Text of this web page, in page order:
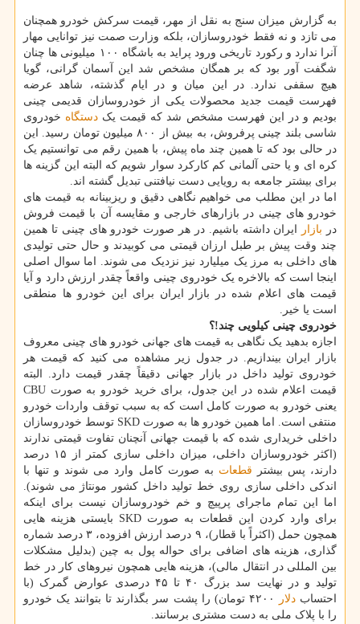
به گزارش میزان سنج به نقل از مهر، قیمت سرکش خودرو همچنان
می تازد و نه فقط خودروسازان، بلکه وزارت صمت نیز توانایی مهار
آنرا ندارد و رکورد تاریخی ورود پراید به باشگاه ۱۰۰ میلیونی ها چنان
شگفت آور بود که بر همگان مشخص شد این آسمان گرانی، گویا
هیچ سقفی ندارد. در این میان و در ایام گذشته، شاهد عرضه
فهرست قیمت جدید محصولات یکی از خودروسازان قدیمی چینی
بودیم و در این فهرست مشخص شد که قیمت یک دستگاه خودروی
شاسی بلند چینی پرفروش، به بیش از ۸۰۰ میلیون تومان رسید. این
در حالی بود که تا همین چند ماه پیش، با همین رقم می توانستیم یک
کره ای و یا حتی آلمانی کم کارکرد سوار شویم که البته این گزینه ها
برای بیشتر جامعه به رویایی دست نیافتنی تبدیل گشته اند.
اما در این مطلب می خواهیم نگاهی دقیق و ریزبینانه به قیمت های
خودرو های چینی در بازارهای خارجی و مقایسه آن با قیمت فروش
در بازار
ایران داشته باشیم. در هر صورت خودرو های چینی تا همین
چند وقت پیش بر طبل ارزان قیمتی می کوبیدند و حال حتی تولیدی
های داخلی به مرز یک میلیارد نیز نزدیک می شوند. اما سوال اصلی
اینجا است که بالاخره یک خودروی چینی واقعاً چقدر ارزش دارد و آیا
قیمت های اعلام شده در بازار ایران برای این خودرو ها منطقی
است یا خیر.
خودروی چینی کیلویی چند!؟
اجازه بدهید یک نگاهی به قیمت های جهانی خودرو های چینی معروف
بازار ایران بیندازیم. در جدول زیر مشاهده می کنید که قیمت هر
خودروی تولید داخل در بازار جهانی دقیقاً چقدر قیمت دارد. البته
قیمت اعلام شده در این جدول، برای خرید خودرو به صورت CBU
یعنی خودرو به صورت کامل است که به سبب توقف واردات خودرو
منتفی است. اما همین خودرو ها به صورت SKD توسط خودروسازان
داخلی خریداری شده که با قیمت جهانی آنچنان تفاوت قیمتی ندارند
(اکثر خودروسازان داخلی، میزان داخلی سازی کمتر از ۱۵ درصد
دارند، پس بیشتر قطعات به صورت کامل وارد می شوند و تنها با
اندکی داخلی سازی روی خط تولید داخل کشور مونتاژ می شوند).
اما این تمام ماجرای پرپیچ و خم خودروسازان نیست برای اینکه
برای وارد کردن این قطعات به صورت SKD بایستی هزینه هایی
همچون حمل (اکثراً با قطار)، ۹ درصد ارزش افزوده، ۳ درصد شماره
گذاری، هزینه های اضافی برای حواله پول به چین (بدلیل مشکلات
بین المللی در انتقال مالی)، هزینه هایی همچون نیروهای کار در خط
تولید و در نهایت سد بزرگ ۴۰ تا ۴۵ درصدی عوارض گمرک (با
احتسابدلار
۴۲۰۰ تومان) را پشت سر بگذارند تا بتوانند یک خودرو
را با پلاک ملی به دست مشتری برسانند.